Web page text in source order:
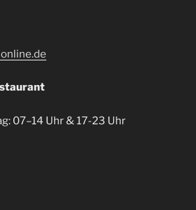
07–14 Uhr & 17-23 Uhr